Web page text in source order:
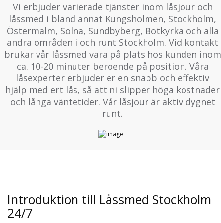
Vi erbjuder varierade tjänster inom låsjour och
låssmed i bland annat Kungsholmen, Stockholm,
Östermalm, Solna, Sundbyberg, Botkyrka och alla
andra områden i och runt Stockholm. Vid kontakt
brukar vår låssmed vara på plats hos kunden inom
ca. 10-20 minuter beroende på position. Våra
låsexperter erbjuder er en snabb och effektiv
hjälp med ert lås, så att ni slipper höga kostnader
och långa väntetider. Vår låsjour är aktiv dygnet
runt.
Introduktion till Låssmed Stockholm
24/7